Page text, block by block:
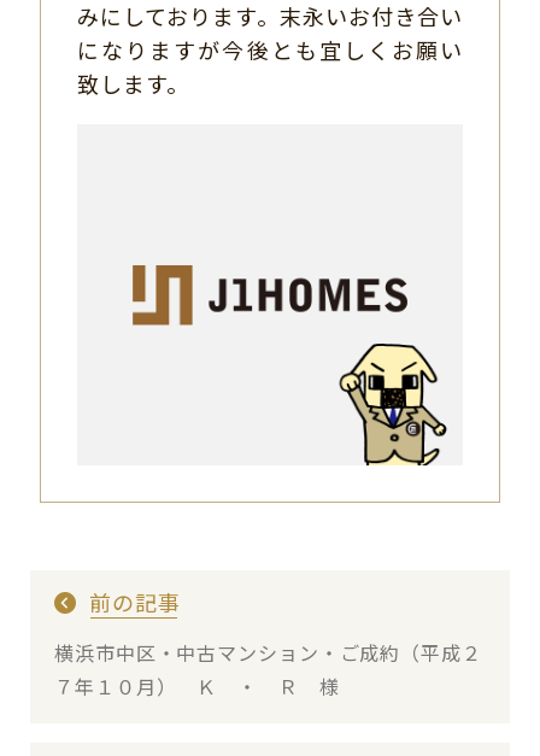
みにしております。末永いお付き合い
になりますが今後とも宜しくお願い
致します。
前の記事
横浜市中区・中古マンション・ご成約（平成２
７年１０月） Ｋ ・ Ｒ 様